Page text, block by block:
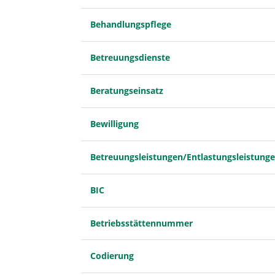
Behandlungspflege
Betreuungsdienste
Beratungseinsatz
Bewilligung
Betreuungsleistungen/
BIC
Betriebsstättennummer
Codierung